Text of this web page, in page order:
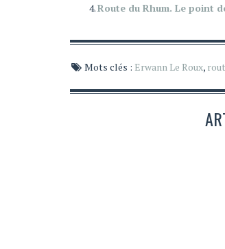
Route du Rhum. Le point
Mots clés : Erwann Le Roux,